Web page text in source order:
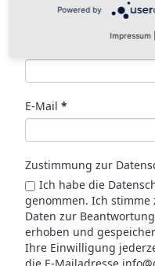
E-Mail *
Zustimmung zur
Ich habe die
genommen. Ich stimme
Daten zur
erhoben und
Ihre Einwilligung
Powered by
Impressum